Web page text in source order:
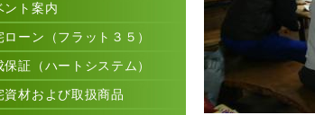
ント案内
ローン（フラット３５）
保証（ハートシステム）
資材および取扱商品